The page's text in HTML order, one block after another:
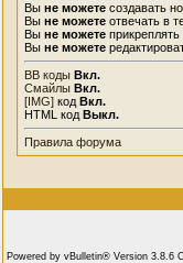
Вы не можете создавать
Вы не можете отвечать в
Вы не можете
Вы не можете
BB коды Вкл.
Смайлы Вкл.
[IMG] код Вкл.
HTML код Выкл.
Правила форума
Powered by vBulletin® Version 3.8.6